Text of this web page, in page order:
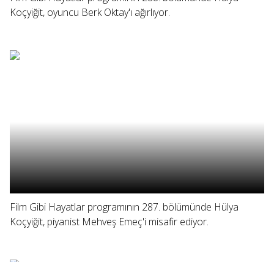
Koçyiğit, oyuncu Berk Oktay'ı ağırlıyor.
Film Gibi Hayatlar programının 287. bölümünde Hülya
Koçyiğit, piyanist Mehveş Emeç'i misafir ediyor.